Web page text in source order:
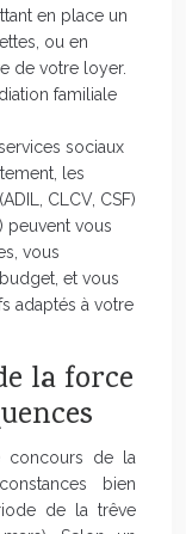
en place un
ou en
de votre loyer.
familiale
services sociaux
les
CLCV, CSF)
peuvent vous
vous
et vous
adaptés à votre
la force
concours de la
bien
de la trêve